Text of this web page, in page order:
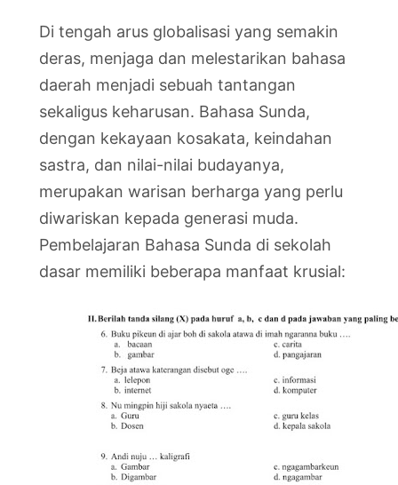
Di tengah arus globalisasi yang semakin
deras, menjaga dan melestarikan bahasa
daerah menjadi sebuah tantangan
sekaligus keharusan. Bahasa Sunda,
dengan kekayaan kosakata, keindahan
sastra, dan nilai-nilai budayanya,
merupakan warisan berharga yang perlu
diwariskan kepada generasi muda.
Pembelajaran Bahasa Sunda di sekolah
dasar memiliki beberapa manfaat krusial: